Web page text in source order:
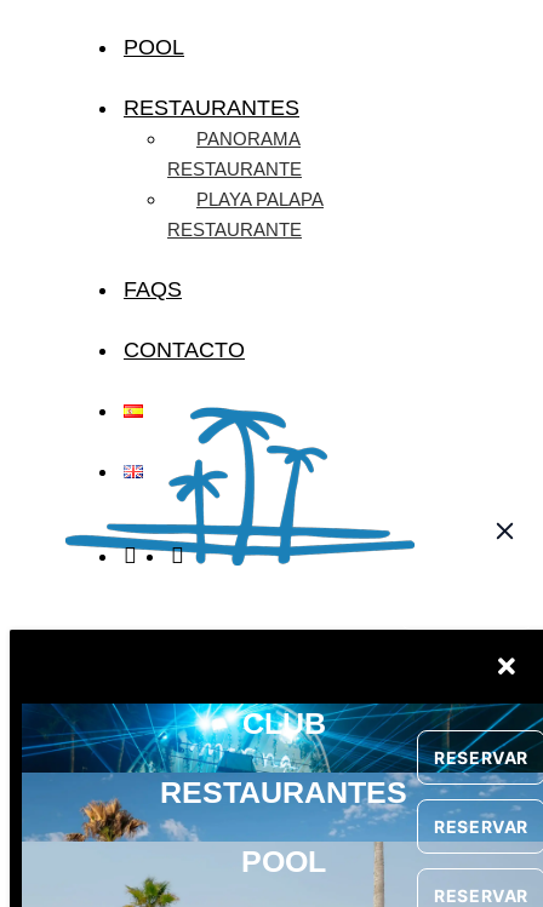
POOL
RESTAURANTES
PANORAMA
RESTAURANTE
PLAYA PALAPA
RESTAURANTE
FAQS
CONTACTO
CLUB
RESERVAR
RESTAURANTES
RESERVAR
POOL
RESERVAR